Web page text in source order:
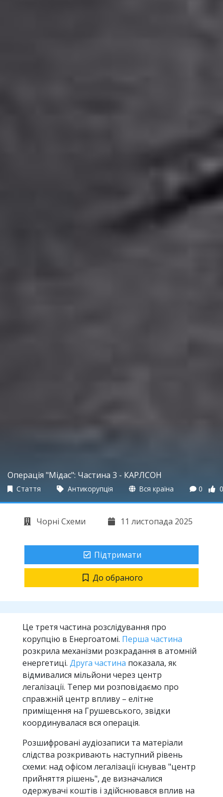
Операція "Мідас": Частина 3 - КАРЛСОН
Стаття Антикорупція Вся країна 0 0
Чорні Схеми 11 листопада 2025
Підтримати
До обраного
Це третя частина розслідування про
корупцію в Енергоатомі. Перша частина
розкрила механізми розкрадання в атомній
енергетиці. Друга частина показала, як
відмивалися мільйони через центр
легалізації. Тепер ми розповідаємо про
справжній центр впливу – елітне
приміщення на Грушевського, звідки
координувалася вся операція.
Розшифровані аудіозаписи та матеріали
слідства розкривають наступний рівень
схеми: над офісом легалізації існував "центр
прийняття рішень", де визначалися
одержувачі коштів і здійснювався вплив на